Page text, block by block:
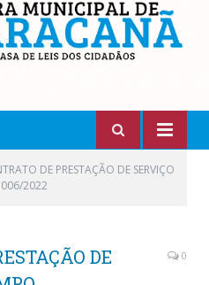
DE PRESTAÇÃO DE SERVIÇO
006/2022
DE
0